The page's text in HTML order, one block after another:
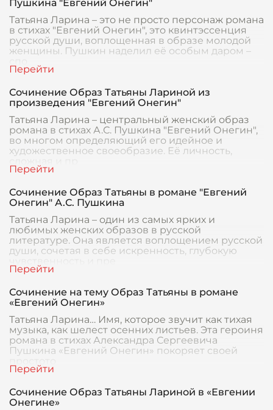
Пушкина "Евгений Онегин"
Татьяна Ларина – это не просто персонаж романа
в стихах "Евгений Онегин", это квинтэссенция
русской души, воплощенная в образе молодой
женщины. Пушкин наделил её особым даром –
Сочинение Образ Татьяны Лариной из
произведения "Евгений Онегин"
Татьяна Ларина – центральный женский образ
романа в стихах А.С. Пушкина "Евгений Онегин",
во многом определяющий его идейное и
художественное своеобразие. Её личность,
Сочинение Образ Татьяны в романе "Евгений
Онегин" А.С. Пушкина
Татьяна Ларина – один из самых ярких и
любимых женских образов в русской
литературе. Она является воплощением русской
души, сочетая в себе искренность, глубокую
Сочинение на тему Образ Татьяны в романе
«Евгений Онегин»
Татьяна Ларина… Имя, которое звучит как тихая
музыка, как шелест осенних листьев. Эта героиня
романа в стихах Александра Сергеевича
Пушкина «Евгений Онегин» покоряет своей
Сочинение Образ Татьяны Лариной в «Евгении
Онегине»